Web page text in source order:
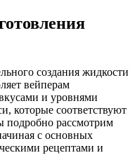
создания жидкости
вейперам
и уровнями
которые соответствуют
подробно рассмотрим
с основных
рецептами и